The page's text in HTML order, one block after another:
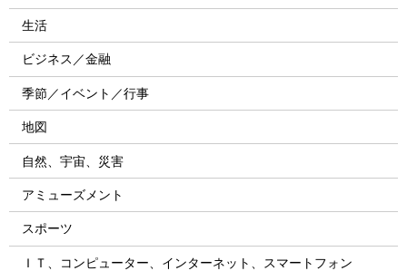
生活
ビジネス／金融
季節／イベント／行事
地図
自然、宇宙、災害
アミューズメント
スポーツ
ＩＴ、コンピューター、インターネット、スマートフォン